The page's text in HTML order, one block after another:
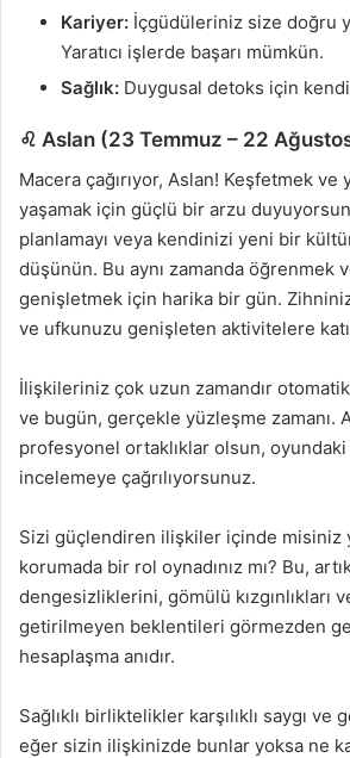
Kariyer: İçgüdüleriniz size doğru
Yaratıcı işlerde başarı mümkün.
Sağlık: Duygusal detoks için
♌ Aslan (23 Temmuz – 22
Macera çağırıyor, Aslan! Keşfetmek
yaşamak için güçlü bir arzu
planlamayı veya kendinizi yeni bir
düşünün. Bu aynı zamanda öğrenmek
genişletmek için harika bir gün.
ve ufkunuzu genişleten aktivitelere
İlişkileriniz çok uzun zamandır
ve bugün, gerçekle yüzleşme zamanı.
profesyonel ortaklıklar olsun,
incelemeye çağrılıyorsunuz.
Sizi güçlendiren ilişkiler içinde misiniz
korumada bir rol oynadınız mı? Bu,
dengesizliklerini, gömülü kızgınlıkları
getirilmeyen beklentileri görmezden
hesaplaşma anıdır.
Sağlıklı birliktelikler karşılıklı saygı ve
eğer sizin ilişkinizde bunlar yoksa ne